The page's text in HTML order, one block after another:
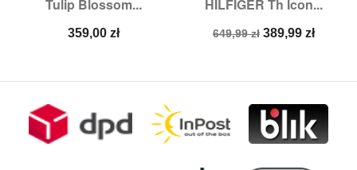
Tulip Blossom...
Cena
359,00 zł
HILFIGER Th Icon...
Cena
649,99 zł Cena
389,99 zł